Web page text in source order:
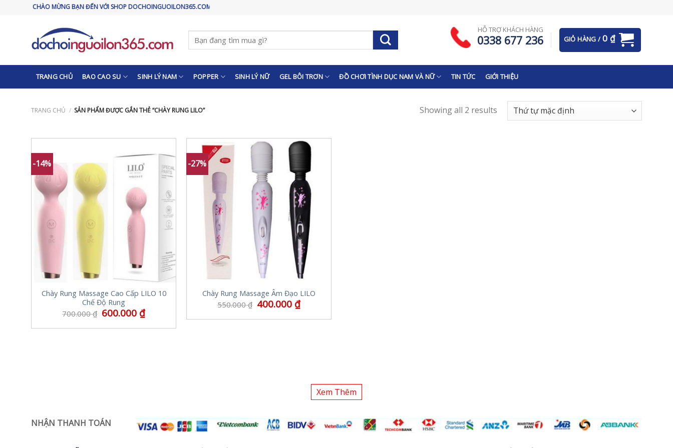
CHÀO MỪNG BẠN ĐẾN VỚI SHOP DOCHOINGUOILON365.COM
Tìm
kiếm:
HỖ TRỢ KHÁCH HÀNG
0338 677 236 GIỎ HÀNG / 0 ₫
TRANG CHỦ BAO CAO SU SINH LÝ NAM POPPER SINH LÝ NỮ GEL BÔI TRƠN ĐỒ CHƠI TÌNH DỤC NAM VÀ NỮ TIN TỨC GIỚI THIỆU
TRANG CHỦ / SẢN PHẨM ĐƯỢC GẮN THẺ “CHÀY RUNG LILO” Showing all 2 results
-14%
Chày Rung Massage Cao Cấp LILO 10
Chế Độ Rung
700.000₫ 600.000 ₫
-27%
Chày Rung Massage Âm Đạo LILO
550.000₫ 400.000 ₫
Xem Thêm
NHẬN THANH TOÁN